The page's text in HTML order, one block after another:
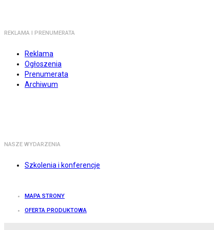
REKLAMA I PRENUMERATA
Reklama
Ogłoszenia
Prenumerata
Archiwum
NASZE WYDARZENIA
Szkolenia i konferencje
MAPA STRONY
OFERTA PRODUKTOWA